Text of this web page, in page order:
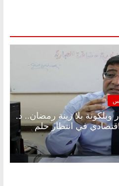
بلا زينة رمضان.. د.
في انتظار حلم